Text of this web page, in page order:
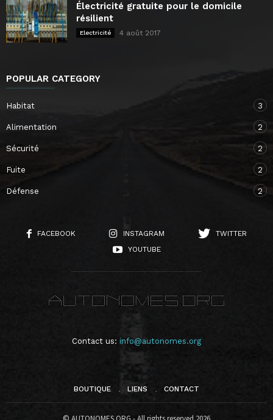
Électricité gratuite pour le domicile
résilient
Electricité 4 août 2017
POPULAR CATEGORY
Habitat 3
Alimentation 2
Sécurité 2
Fuite 2
Défense 2
FACEBOOK INSTAGRAM
TWITTER
YOUTUBE
Contact us: info@autonomes.org
BOUTIQUE LIENS CONTACT